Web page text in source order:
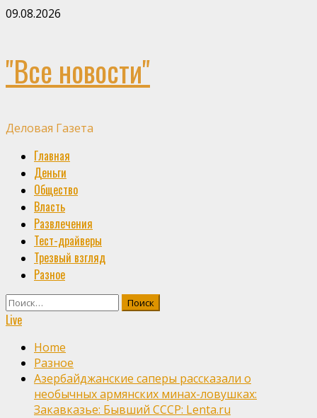
Skip
09.08.2026
"Все новости"
Деловая Газета
Primary
Menu
Главная
Деньги
Общество
Власть
Развлечения
Тест-драйверы
Трезвый взгляд
Разное
Найти:
Live
Home
Разное
Азербайджанские саперы рассказали о
необычных армянских минах-ловушках:
Закавказье: Бывший СССР: Lenta.ru